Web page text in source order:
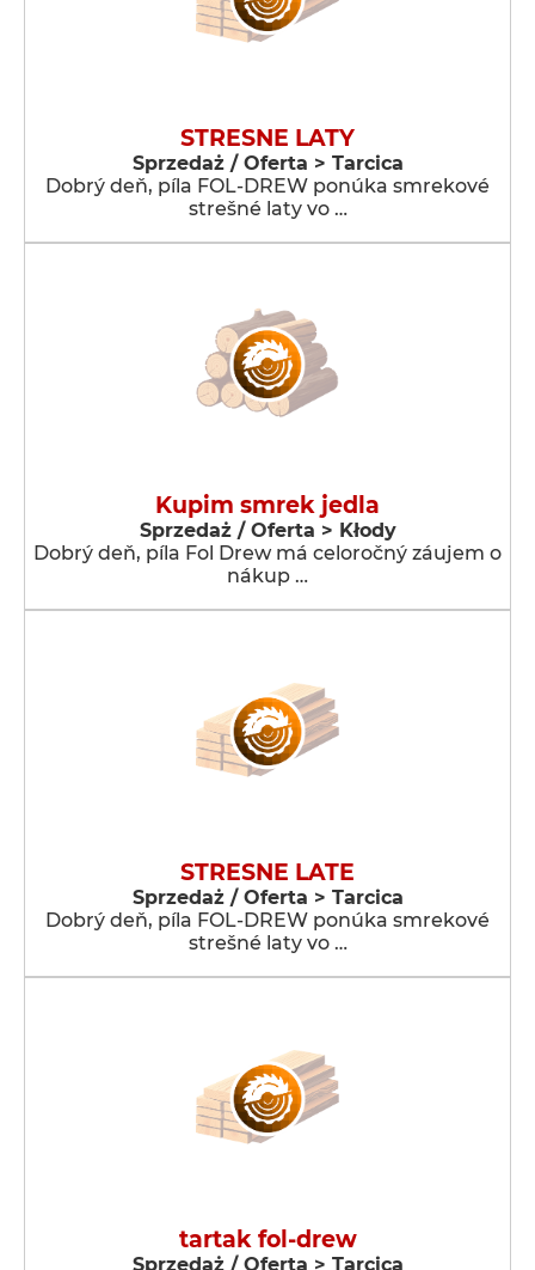
STRESNE LATY
Sprzedaż / Oferta > Tarcica
Dobrý deň, píla FOL-DREW ponúka smrekové
strešné laty vo …
Kupim smrek jedla
Sprzedaż / Oferta > Kłody
Dobrý deň, píla Fol Drew má celoročný záujem o
nákup …
STRESNE LATE
Sprzedaż / Oferta > Tarcica
Dobrý deň, píla FOL-DREW ponúka smrekové
strešné laty vo …
tartak fol-drew
Sprzedaż / Oferta > Tarcica